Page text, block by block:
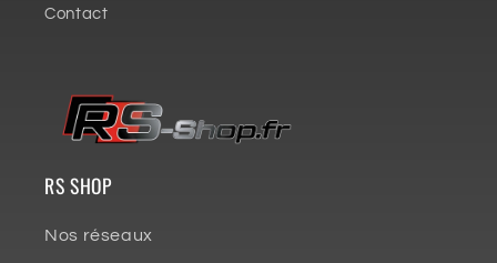
Contact
RS SHOP
Nos réseaux